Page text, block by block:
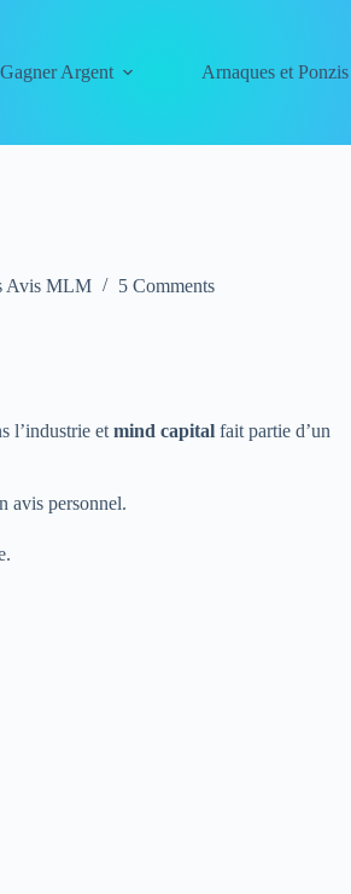
Gagner Argent Arnaques et Ponzis
Avis MLM 5 Comments
l’industrie et mind capital fait partie d’un
avis personnel.